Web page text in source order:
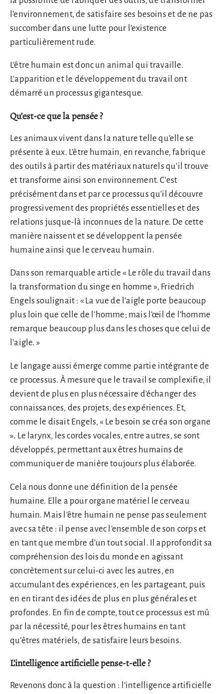
l’environnement, de satisfaire ses besoins et de ne pas
succomber dans une lutte pour l’existence
particulièrement rude.
L’être humain est donc un animal qui travaille.
L’apparition et le développement du travail ont
démarré un processus gigantesque.
Qu’est-ce que la pensée ?
Les animaux vivent dans la nature telle qu’elle se
présente à eux. L’être humain, en revanche, fabrique
des outils à partir des matériaux naturels qu’il trouve
et transforme ainsi son environnement. C’est
précisément dans et par ce processus qu’il découvre
progressivement des propriétés essentielles et des
relations jusque-là inconnues de la nature. De cette
manière naissent et se développent la pensée
humaine ainsi que le cerveau humain.
Dans son remarquable article « Le rôle du travail dans
la transformation du singe en homme », Friedrich
Engels soulignait : « La vue de l’aigle porte beaucoup
plus loin que celle de l’homme; mais l’œil de l’homme
remarque beaucoup plus dans les choses que celui de
l’aigle. »
Le langage aussi émerge comme partie intégrante de
ce processus. À mesure que le travail se complexifie, il
devient de plus en plus nécessaire d’échanger des
connaissances, des projets, des expériences. Et,
comme le disait Engels, « Le besoin se créa son organe
». Le larynx, les cordes vocales, entre autres, se sont
développés, permettant aux êtres humains de
communiquer de manière toujours plus élaborée.
Cela nous donne une définition de la pensée
humaine. Elle a pour organe matériel le cerveau
humain. Mais l’être humain ne pense pas seulement
avec sa tête : il pense avec l’ensemble de son corps et
en tant que membre d’un tout social. Il approfondit sa
compréhension des lois du monde en agissant
concrètement sur celui-ci avec les autres, en
accumulant des expériences, en les partageant, puis
en en tirant des idées de plus en plus générales et
profondes. En fin de compte, tout ce processus est mû
par la nécessité, pour les êtres humains en tant
qu’êtres matériels, de satisfaire leurs besoins.
L’intelligence artificielle pense-t-elle ?
Revenons donc à la question : l’intelligence artificielle